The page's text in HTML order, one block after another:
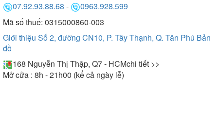
07.92.93.88.68 -
0963.928.599
Mã số thuế: 0315000860-003
Giới thiệu Số 2, đường CN10, P. Tây Thạnh, Q. Tân Phú Bản
đồ
168 Nguyễn Thị Thập, Q7 - HCMchi tiết >>
Mở cửa : 8h - 21h00 (kể cả ngày lễ)